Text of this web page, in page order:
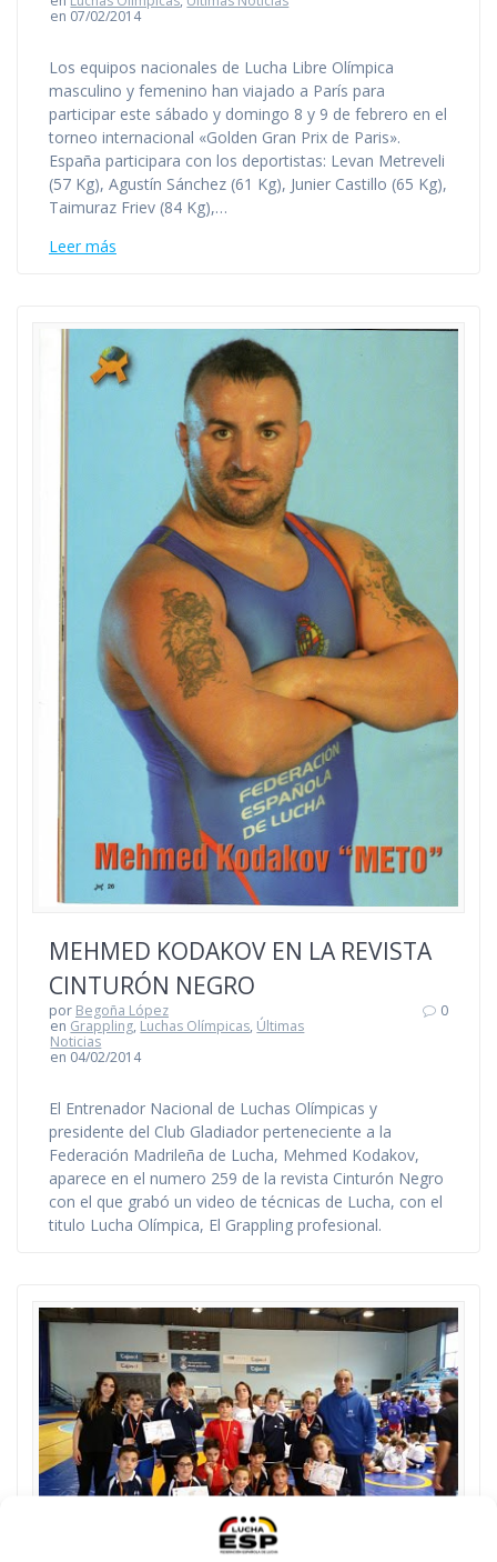
en 07/02/2014
Los equipos nacionales de Lucha Libre Olímpica
masculino y femenino han viajado a París para
participar este sábado y domingo 8 y 9 de febrero en el
torneo internacional «Golden Gran Prix de Paris».
España participara con los deportistas: Levan Metreveli
(57 Kg), Agustín Sánchez (61 Kg), Junier Castillo (65 Kg),
Taimuraz Friev (84 Kg),…
Leer más
MEHMED KODAKOV EN LA REVISTA
CINTURÓN NEGRO
por Begoña López
en Grappling, Luchas Olímpicas, Últimas
Noticias
en 04/02/2014
0
El Entrenador Nacional de Luchas Olímpicas y
presidente del Club Gladiador perteneciente a la
Federación Madrileña de Lucha, Mehmed Kodakov,
aparece en el numero 259 de la revista Cinturón Negro
con el que grabó un video de técnicas de Lucha, con el
titulo Lucha Olímpica, El Grappling profesional.